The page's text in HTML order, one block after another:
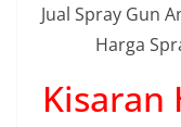
Jual Spray Gun
Harga
Kisaran